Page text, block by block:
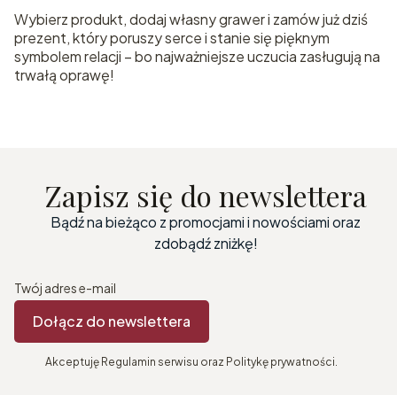
Wybierz produkt, dodaj własny grawer i zamów już dziś
prezent, który poruszy serce i stanie się pięknym
symbolem relacji – bo najważniejsze uczucia zasługują na
trwałą oprawę!
Zapisz się do newslettera
Bądź na bieżąco z promocjami i nowościami oraz
zdobądź zniżkę!
Twój adres e-mail
Dołącz do newslettera
Akceptuję Regulamin serwisu oraz Politykę prywatności.